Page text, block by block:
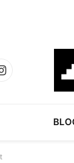
Instagram